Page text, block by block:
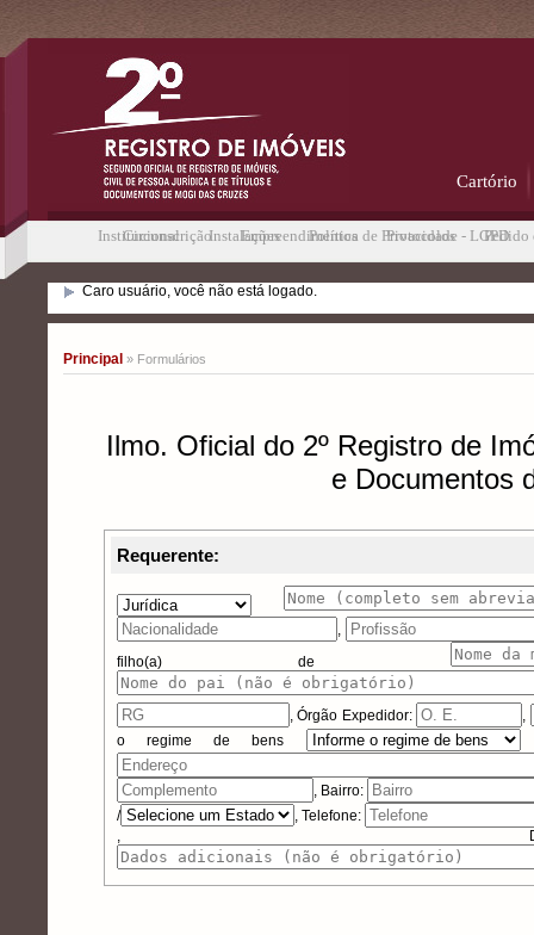
Cartório
Institucional Instalações Política de Privacidade - LGPD
Circunscrição Empreendimentos Protocolos Pedido
Caro usuário, você não está logado.
Principal » Formulários
Ilmo. Oficial do 2º Registro de
e Documentos
Requerente:
,
filho(a) de
,Órgão Expedidor:
,
o regime de bens
, Bairro:
/
, Telefone:
, Dados